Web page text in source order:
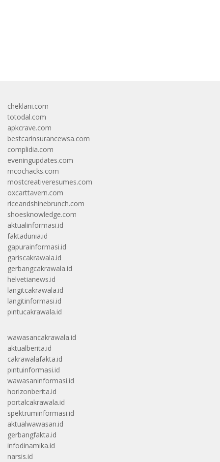
cheklani.com
totodal.com
apkcrave.com
bestcarinsurancewsa.com
complidia.com
eveningupdates.com
mcochacks.com
mostcreativeresumes.com
oxcarttavern.com
riceandshinebrunch.com
shoesknowledge.com
aktualinformasi.id
faktadunia.id
gapurainformasi.id
gariscakrawala.id
gerbangcakrawala.id
helvetianews.id
langitcakrawala.id
langitinformasi.id
pintucakrawala.id
wawasancakrawala.id
aktualberita.id
cakrawalafakta.id
pintuinformasi.id
wawasaninformasi.id
horizonberita.id
portalcakrawala.id
spektruminformasi.id
aktualwawasan.id
gerbangfakta.id
infodinamika.id
narsis.id